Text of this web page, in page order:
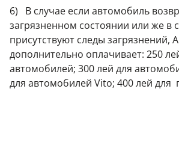
6) В случае если автомобиль
загрязненном состоянии или же в
присутствуют следы загрязнений,
дополнительно оплачивает: 250
автомобилей; 300 лей для
для автомобилей Vito; 400 лей для